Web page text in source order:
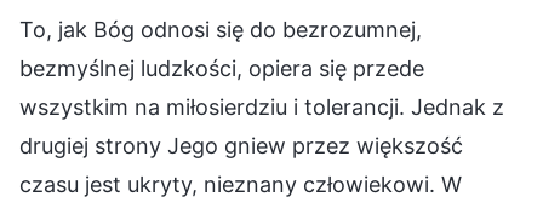
To, jak Bóg odnosi się do bezrozumnej,
bezmyślnej ludzkości, opiera się przede
wszystkim na miłosierdziu i tolerancji. Jednak z
drugiej strony Jego gniew przez większość
czasu jest ukryty, nieznany człowiekowi. W